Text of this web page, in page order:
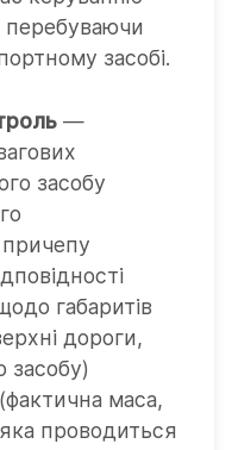
засобі.
—
засобу
габаритів
дороги,
засобу)
маса,
проводиться